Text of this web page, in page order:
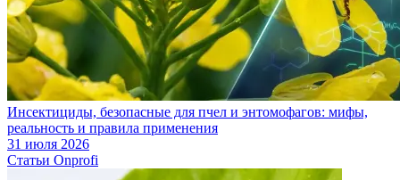
Инсектициды, безопасные для пчел и энтомофагов: мифы,
реальность и правила применения
31 июля 2026
Статьи Onprofi